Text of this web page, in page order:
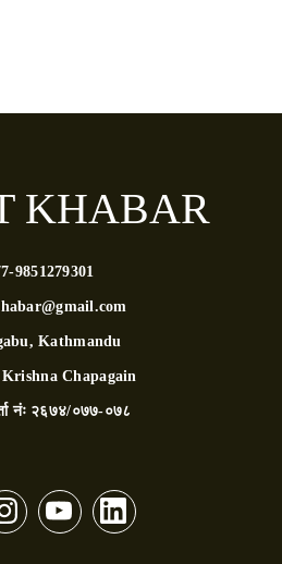
KHABAR
9851279301
Kathmandu
Chapagain
नंः २६७४/०७७-०७८